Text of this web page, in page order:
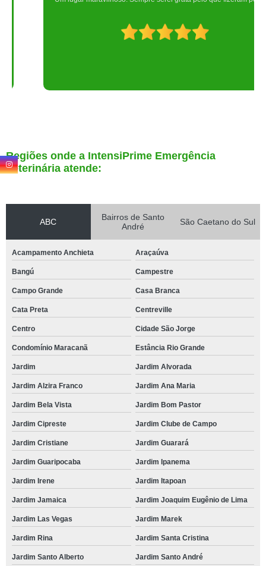
Regiões onde a IntensiPrime Emergência
Veterinária atende:
ABC
Bairros de Santo
André
São Caetano do Sul
Acampamento Anchieta Araçaúva
Bangú Campestre
Campo Grande Casa Branca
Cata Preta Centreville
Centro Cidade São Jorge
Condomínio Maracanã Estância Rio Grande
Jardim Jardim Alvorada
Jardim Alzira Franco Jardim Ana Maria
Jardim Bela Vista Jardim Bom Pastor
Jardim Cipreste Jardim Clube de Campo
Jardim Cristiane Jardim Guarará
Jardim Guaripocaba Jardim Ipanema
Jardim Irene Jardim Itapoan
Jardim Jamaica Jardim Joaquim Eugênio de Lima
Jardim Las Vegas Jardim Marek
Jardim Rina Jardim Santa Cristina
Jardim Santo Alberto Jardim Santo André